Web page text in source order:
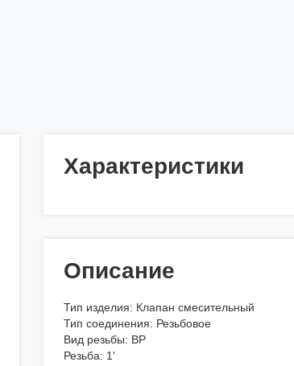
Характеристики
Описание
Тип изделия: Клапан смесительный
Тип соединения: Резьбовое
Вид резьбы: ВР
Резьба: 1'